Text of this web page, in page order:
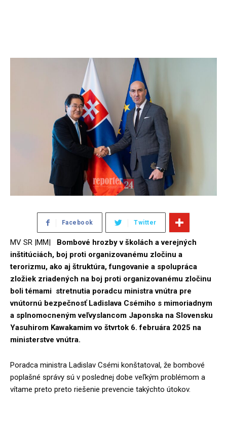
Facebook Twitter
MV SR |MM|
Bombové hrozby v školách a verejných
inštitúciách, boj proti organizovanému zločinu a
terorizmu, ako aj štruktúra, fungovanie a spolupráca
zložiek zriadených na boj proti organizovanému zločinu
boli témami stretnutia poradcu ministra vnútra pre
vnútornú bezpečnosť Ladislava Csémiho s mimoriadnym
a splnomocneným veľvyslancom Japonska na Slovensku
Yasuhirom Kawakamim vo štvrtok 6. februára 2025 na
ministerstve vnútra.
Poradca ministra Ladislav Csémi konštatoval, že bombové
poplašné správy sú v poslednej dobe veľkým problémom a
vítame preto preto riešenie prevencie takýchto útokov.